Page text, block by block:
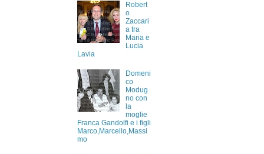
Robert
o
Zaccari
a tra
Maria e
Lucia
Lavia
Domeni
co
Modug
no con
la
moglie
Franca Gandolfi e i figli
Marco,Marcello,Massi
mo